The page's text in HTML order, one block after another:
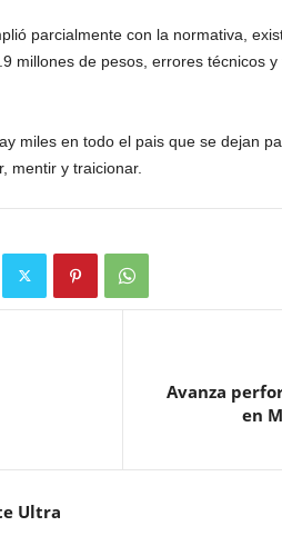
parcialmente con la normativa,
millones de pesos, errores técnicos
miles en todo el pais que se dejan
mentir y traicionar.
Avanza
en
Ultra